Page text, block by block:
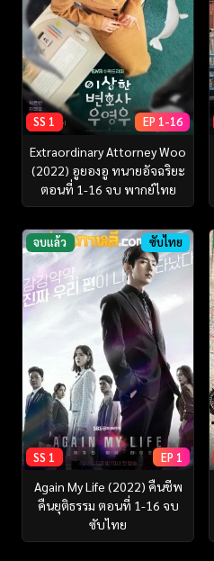
SS 1 EP 1-16
Extraordinary Attorney Woo
(2022) อูยองอู ทนายอัจฉริยะ
ตอนที่ 1-16 จบ พากย์ไทย
จบแล้ว ซับไทย
SS 1 EP 1
Again My Life (2022) คืนชีพ
คืนยุติธรรม ตอนที่ 1-16 จบ
ซับไทย